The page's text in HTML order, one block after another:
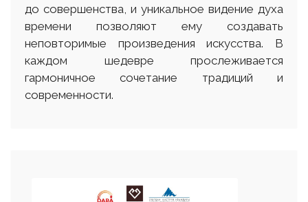
до совершенства, и уникальное видение духа
времени позволяют ему создавать
неповторимые произведения искусства. В
каждом шедевре прослеживается
гармоничное сочетание традиций и
современности.